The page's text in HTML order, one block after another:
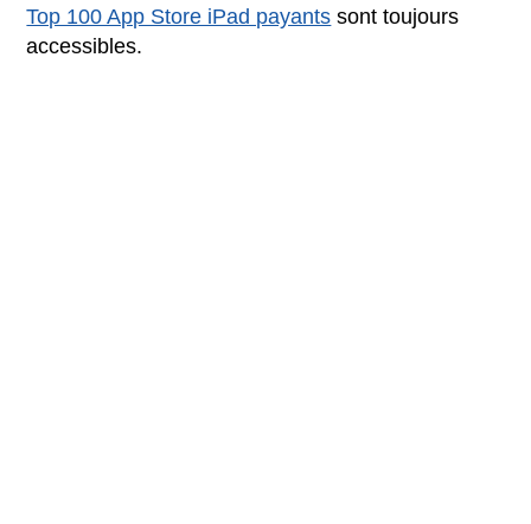
Top 100 App Store iPad payants sont toujours
accessibles.